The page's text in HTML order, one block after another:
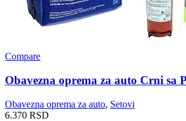
Compare
Obavezna oprema za auto Crni sa
Obavezna oprema za auto, Setovi
6.370 RSD